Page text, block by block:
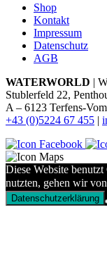
Shop
Kontakt
Impressum
Datenschutz
AGB
WATERWORLD |
Stublerfeld 22,
A – 6123 Terfens-
+43 (0)5224 67 455 |
Diese Website
nutzten, gehen wir
Datenschutzerklärung